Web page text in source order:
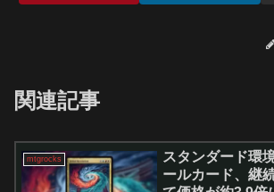
関連記事
mtgrocks
スタンダード環
ールカード、継